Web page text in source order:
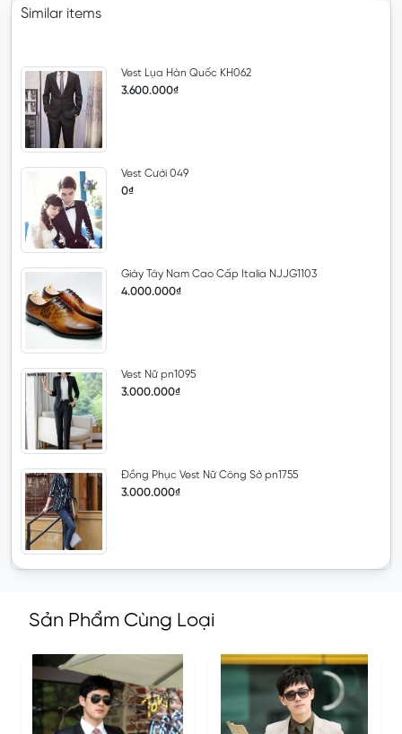
Similar items
Vest Lụa Hàn Quốc KH062
3.600.000₫
Vest Cưới 049
0₫
Giày Tây Nam Cao Cấp Italia NJJG1103
4.000.000₫
Vest Nữ pn1095
3.000.000₫
Đồng Phục Vest Nữ Công Sở pn1755
3.000.000₫
Sản Phẩm Cùng Loại